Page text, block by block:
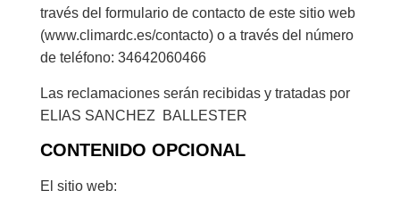
través del formulario de contacto de este sitio web
(www.climardc.es/contacto) o a través del número
de teléfono: 34642060466
Las reclamaciones serán recibidas y tratadas por
ELIAS SANCHEZ BALLESTER
CONTENIDO OPCIONAL
El sitio web: